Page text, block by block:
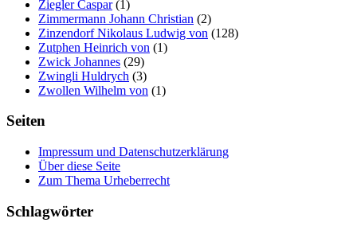
Ziegler Caspar(1)
Zimmermann Johann Christian (2)
Zinzendorf Nikolaus Ludwig von (128)
Zutphen Heinrich von (1)
Zwick Johannes (29)
Zwingli Huldrych (3)
Zwollen Wilhelm von (1)
Seiten
Impressum und Datenschutzerklärung
Über diese Seite
Zum Thema Urheberrecht
Schlagwörter